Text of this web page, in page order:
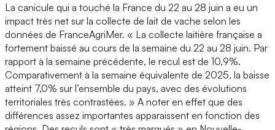
La canicule qui a touché la France du 22 au 28 juin a eu un
impact très net sur la collecte de lait de vache selon les
données de FranceAgriMer. « La collecte laitière française a
fortement baissé au cours de la semaine du 22 au 28 juin. Par
rapport à la semaine précédente, le recul est de 10,9%.
Comparativement à la semaine équivalente de 2025, la baisse
atteint 7,0% sur l’ensemble du pays, avec des évolutions
territoriales très contrastées. » A noter en effet que des
différences assez importantes apparaissent en fonction des